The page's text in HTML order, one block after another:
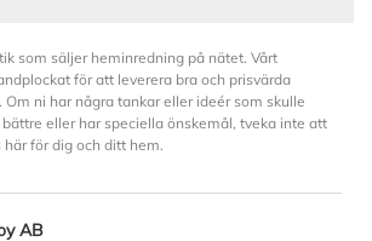
som säljer heminredning på nätet. Vårt
för att leverera bra och prisvärda
ni har några tankar eller ideér som skulle
eller har speciella önskemål, tveka inte att
för dig och ditt hem.
AB